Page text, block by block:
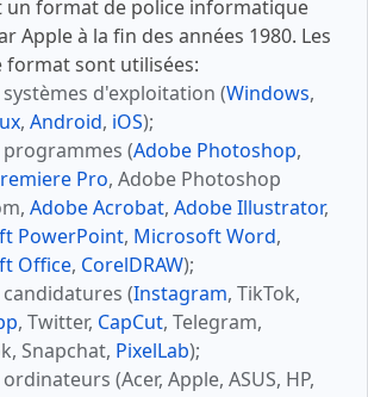
un format de police informatique
Apple à la fin des années 1980. Les
format sont utilisées:
d'exploitation (Windows,
, Android, iOS);
(Adobe Photoshop,
Pro, Adobe Photoshop
Adobe Acrobat, Adobe Illustrator,
PowerPoint, Microsoft Word,
Office, CorelDRAW);
(Instagram, TikTok,
, Twitter, CapCut, Telegram,
Snapchat, PixelLab);
(Acer, Apple, ASUS, HP,